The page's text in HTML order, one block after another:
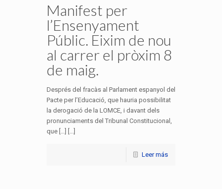
Manifest per
l’Ensenyament
Públic. Eixim de nou
al carrer el pròxim 8
de maig.
Després del fracàs al Parlament espanyol del
Pacte per l’Educació, que hauria possibilitat
la derogació de la LOMCE, i davant dels
pronunciaments del Tribunal Constitucional,
que […] [...]
Leer más